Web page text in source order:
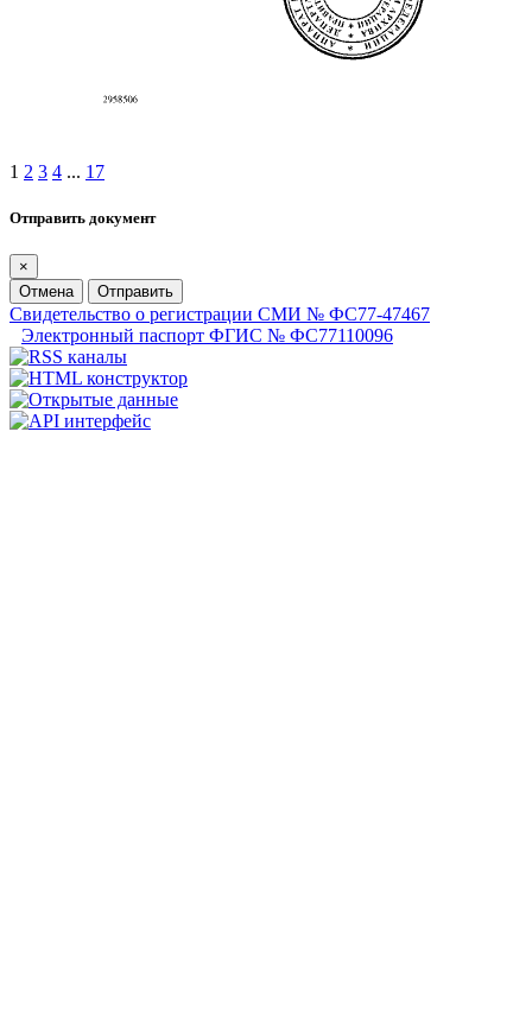
1 2 3 4 ... 17
Отправить документ
×
Отмена
Отправить
Свидетельство о регистрации СМИ № ФС77-47467
Электронный паспорт ФГИС № ФС77110096